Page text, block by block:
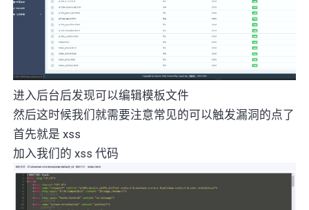
进入后台后发现可以编辑模板文件
然后这时候我们就需要注意常见的可以触发漏洞的点了
首先就是 xss
加入我们的 xss 代码